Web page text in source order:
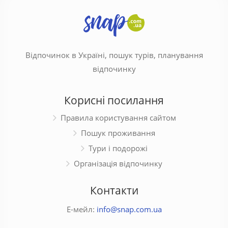
Відпочинок в Україні, пошук турів, планування
відпочинку
Корисні посилання
Правила користування сайтом
Пошук проживання
Тури і подорожі
Організація відпочинку
Контакти
Е-мейл: info@snap.com.ua